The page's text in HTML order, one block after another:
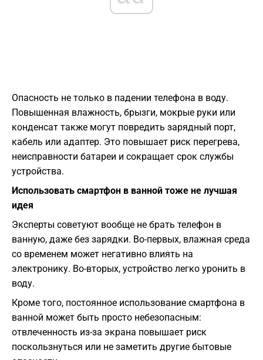
Опасность не только в падении телефона в воду.
Повышенная влажность, брызги, мокрые руки или
конденсат также могут повредить зарядный порт,
кабель или адаптер. Это повышает риск перегрева,
неисправности батареи и сокращает срок службы
устройства.
Использовать смартфон в ванной тоже не лучшая
идея
Эксперты советуют вообще не брать телефон в
ванную, даже без зарядки. Во-первых, влажная среда
со временем может негативно влиять на
электронику. Во-вторых, устройство легко уронить в
воду.
Кроме того, постоянное использование смартфона в
ванной может быть просто небезопасным:
отвлеченность из-за экрана повышает риск
поскользнуться или не заметить другие бытовые